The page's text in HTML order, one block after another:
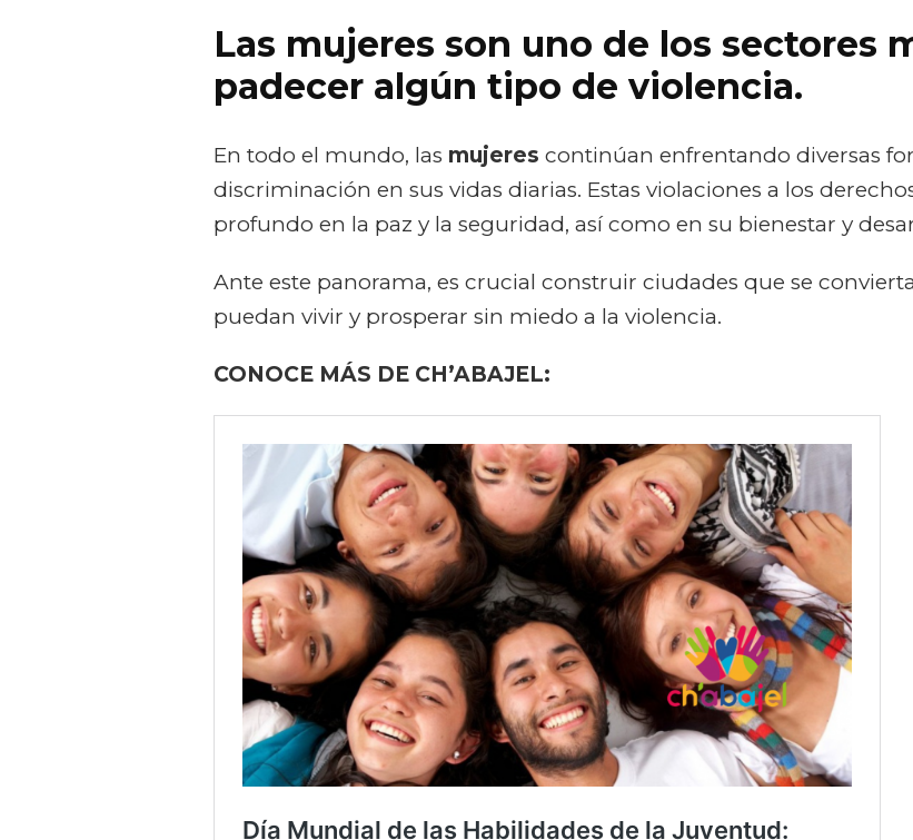
paz:
la
violencia
Las mujeres son uno de los sectores
padecer algún tipo de violencia.
En todo el mundo, las mujeres continúan enfrentando diversas
discriminación en sus vidas diarias. Estas violaciones a los
profundo en la paz y la seguridad, así como en su bienestar y
Ante este panorama, es crucial construir ciudades que se
puedan vivir y prosperar sin miedo a la violencia.
CONOCE MÁS DE CH’ABAJEL: